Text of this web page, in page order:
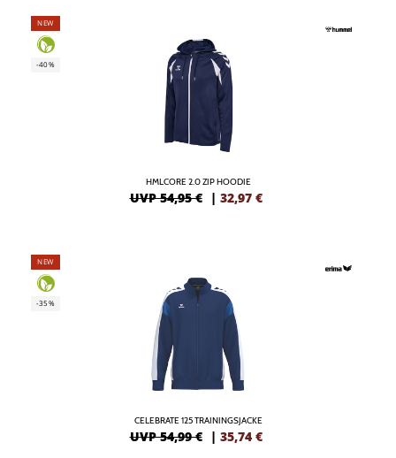
NEW
-40%
HMLCORE 2.0 ZIP HOODIE
UVP 54,95 € | 32,97 €
NEW
-35%
CELEBRATE 125 TRAININGSJACKE
UVP 54,99 € | 35,74 €